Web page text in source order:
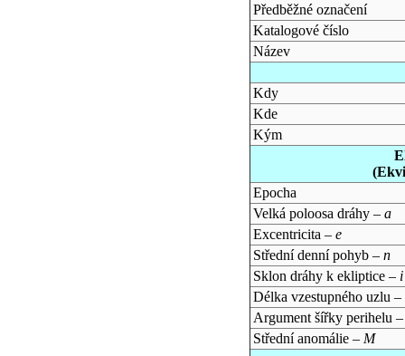
Předběžné označení
Katalogové číslo
Název
Kdy
Kde
Kým
Epocha
Velká poloosa dráhy – a
Excentricita – e
Střední denní pohyb – n
Sklon dráhy k ekliptice – i
Délka vzestupného uzlu –
Argument šířky perihelu
Střední anomálie – M